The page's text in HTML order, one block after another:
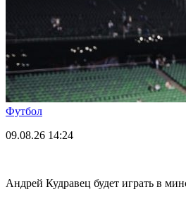
Футбол
09.08.26 14:24
Андрей Кудравец будет играть в